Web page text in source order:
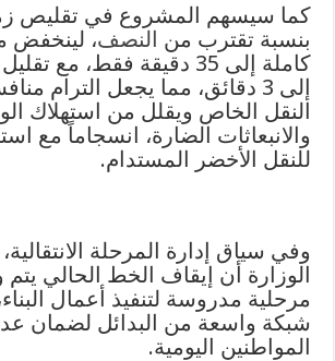
كما سيسهم المشروع في تقليص
بنسبة تقترب من النصف، لينخفض
كاملة إلى 35 دقيقة فقط، مع
إلى 3 دقائق، مما يجعل الترام
النقل الخاص ويقلل من استهلاك
والانبعاثات الضارة، انسجاماً مع
للنقل الأخضر المستدام.
وفي سياق إدارة المرحلة
الوزارة أن إيقاف الخط الحالي
مرحلية مدروسة لتنفيذ أعمال
شبكة واسعة من البدائل لضمان
المواطنين اليومية.